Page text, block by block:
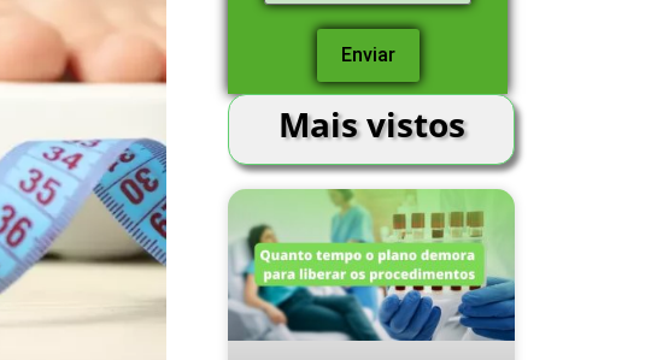
Mais vistos